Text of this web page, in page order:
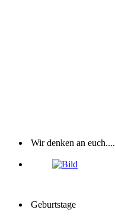
Wir denken an euch....
Geburtstage